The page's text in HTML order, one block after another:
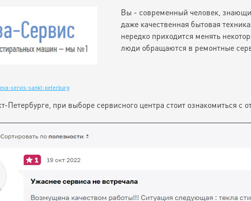
servis-sankt-peterburg
Вы - современный человек,
даже качественная бытовая
нередко приходится менять
люди обращаются в ремонтные
Петербурге, при выборе сервисного центра стоит ознакомиться